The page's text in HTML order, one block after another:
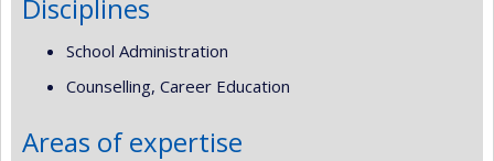
Disciplines
School Administration
Counselling, Career Education
Areas of expertise